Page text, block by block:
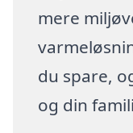
mere
du spare,
og din